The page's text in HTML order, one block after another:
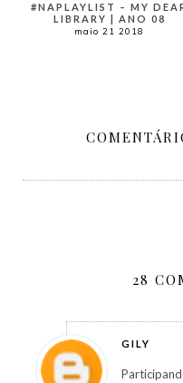
#NAPLAYLIST – MY
LIBRARY | ANO 08
maio 21 2018
28
GILY